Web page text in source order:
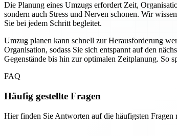
Die Planung eines Umzugs erfordert Zeit,
sondern auch Stress und Nerven schonen. Wir
Sie bei jedem Schritt begleitet.
Umzug planen kann schnell zur Herausforderung
Organisation, sodass Sie sich entspannt auf den
Gegenstände bis hin zur optimalen Zeitplanung. So
FAQ
Häufig gestellte Fragen
Hier finden Sie Antworten auf die häufigsten Fragen